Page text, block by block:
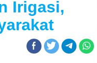
Irigasi,